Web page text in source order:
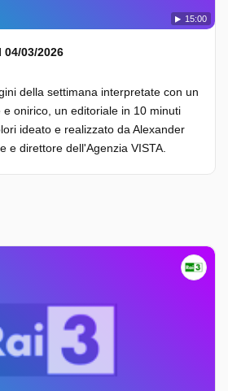
15:00
03/2026
della settimana interpretate con un
onirico, un editoriale in 10 minuti
ideato e realizzato da Alexander
e direttore dell'Agenzia VISTA.